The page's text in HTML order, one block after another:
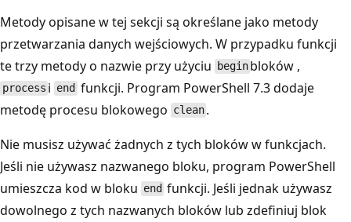
Metody opisane w tej sekcji są określane jako metody
przetwarzania danych wejściowych. W przypadku funkcji
te trzy metody o nazwie przy użyciu
begin bloków ,
process i end funkcji. Program PowerShell 7.3 dodaje
metodę procesu blokowego clean .
Nie musisz używać żadnych z tych bloków w funkcjach.
Jeśli nie używasz nazwanego bloku, program PowerShell
umieszcza kod w bloku end funkcji. Jeśli jednak używasz
dowolnego z tych nazwanych bloków lub zdefiniuj blok